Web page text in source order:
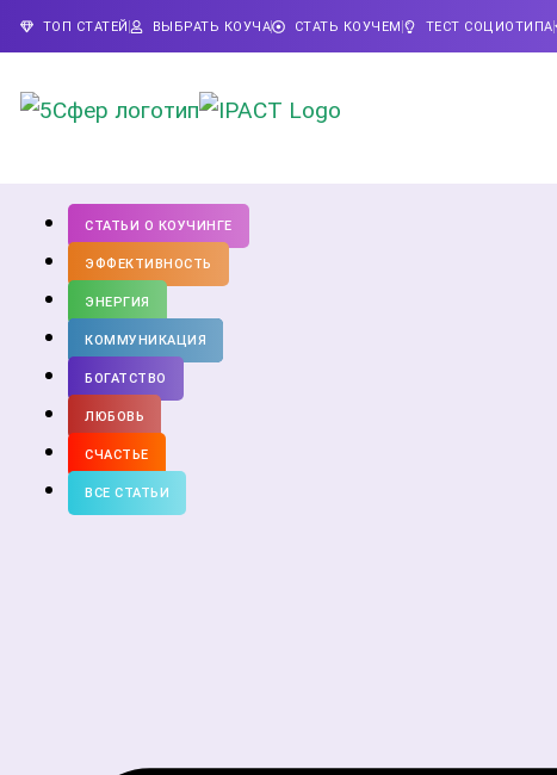
ТОП СТАТЕЙ ВЫБРАТЬ КОУЧА СТАТЬ КОУЧЕМ ТЕСТ СОЦИОТИПА
СТАТЬИ О КОУЧИНГЕ
ЭФФЕКТИВНОСТЬ
ЭНЕРГИЯ
КОММУНИКАЦИЯ
БОГАТСТВО
ЛЮБОВЬ
СЧАСТЬЕ
ВСЕ СТАТЬИ